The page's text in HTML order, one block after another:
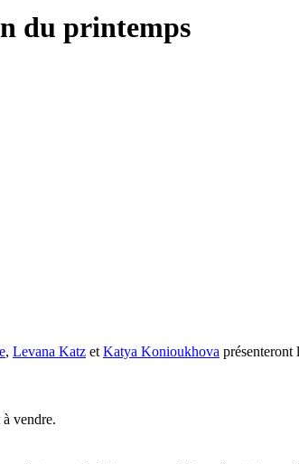
du printemps
, Levana Katz et Katya Konioukhova présenteront
à vendre.